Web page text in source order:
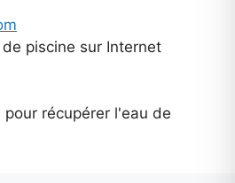
piscine sur Internet
récupérer l'eau de